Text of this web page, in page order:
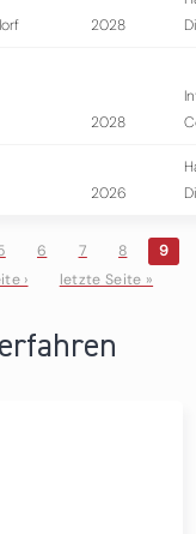
2028
2028
2026
6 7 8
9
› letzte Seite »